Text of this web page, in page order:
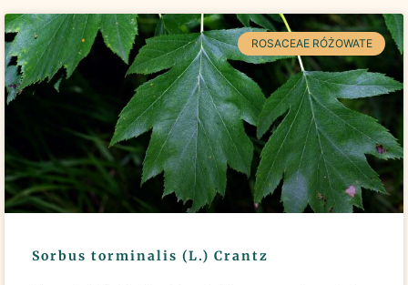
ROSACEAE RÓŻOWATE
Sorbus torminalis (L.) Crantz